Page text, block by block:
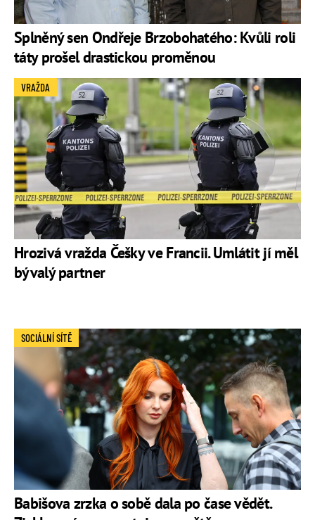
Splněný sen Ondřeje Brzobohatého: Kvůli roli
táty prošel drastickou proměnou
Hrozivá vražda Češky ve Francii. Umlátit jí měl
bývalý partner
VRAŽDA
Babišova zrzka o sobě dala po čase vědět.
SOCIÁLNÍ SÍTĚ